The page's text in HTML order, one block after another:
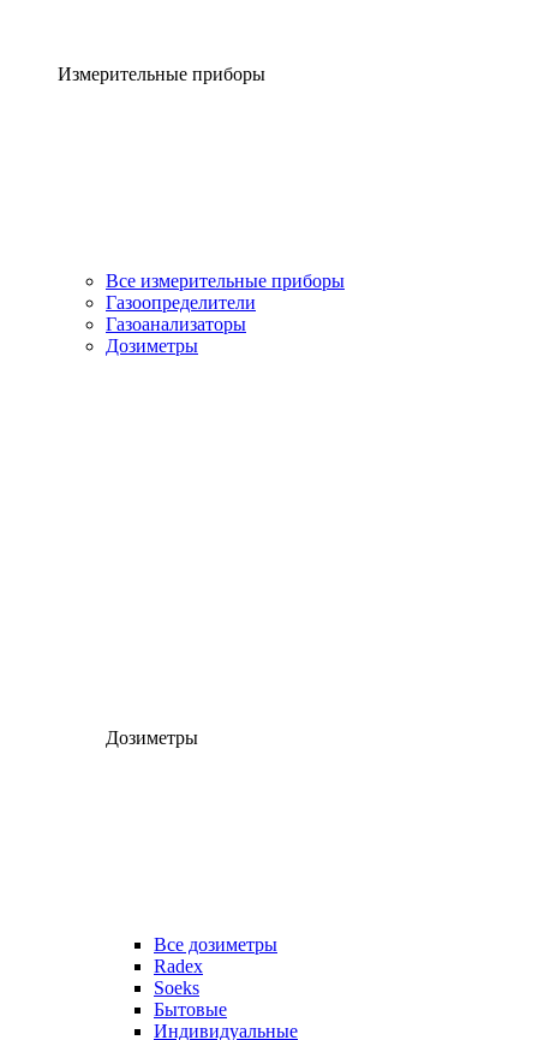
Измерительные приборы
Все измерительные приборы
Газоопределители
Газоанализаторы
Дозиметры
Дозиметры
Все дозиметры
Radex
Soeks
Бытовые
Индивидуальные